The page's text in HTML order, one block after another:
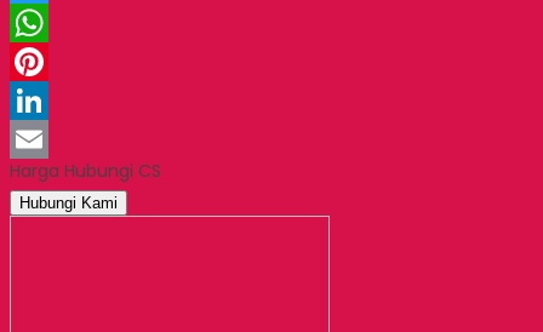
Twitter
WhatsApp
Pinterest
LinkedIn
Email
Harga Hubungi CS
Hubungi Kami